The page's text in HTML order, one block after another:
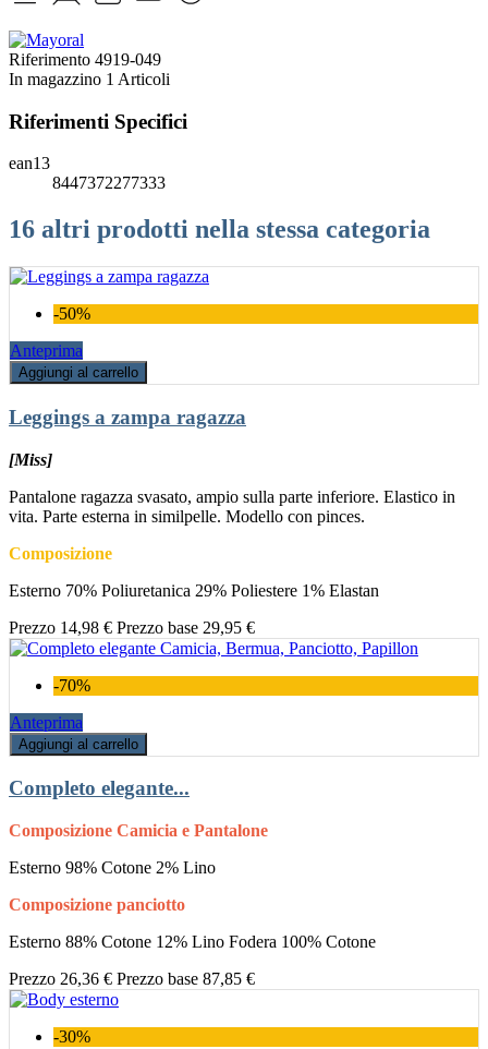
Riferimento 4919-049
In magazzino 1 Articoli
Riferimenti Specifici
ean13
8447372277333
16 altri prodotti nella stessa categoria
-50%
Anteprima
Aggiungi al carrello
Leggings a zampa ragazza
[Miss]
Pantalone ragazza svasato, ampio sulla parte inferiore. Elastico in
vita. Parte esterna in similpelle. Modello con pinces.
Composizione
Esterno 70% Poliuretanica 29% Poliestere 1% Elastan
Prezzo 14,98 € Prezzo base 29,95 €
-70%
Anteprima
Aggiungi al carrello
Completo elegante...
Composizione Camicia e Pantalone
Esterno 98% Cotone 2% Lino
Composizione panciotto
Esterno 88% Cotone 12% Lino Fodera 100% Cotone
Prezzo 26,36 € Prezzo base 87,85 €
-30%